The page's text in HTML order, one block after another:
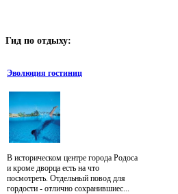
Гид по отдыху:
Эволюция гостиниц
В историческом центре города Родоса
и кроме дворца есть на что
посмотреть. Отдельный повод для
гордости - отлично сохранившиес...